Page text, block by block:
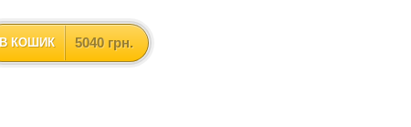
В КОШИК 5040 грн.